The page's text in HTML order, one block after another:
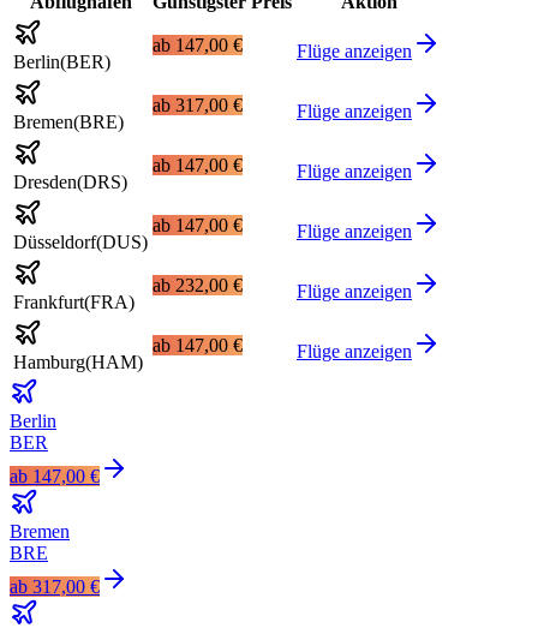
Berlin(BER)
ab 147,00 € Flüge anzeigen
Bremen(BRE)
ab 317,00 € Flüge anzeigen
Dresden(DRS)
ab 147,00 € Flüge anzeigen
Düsseldorf(DUS)
ab 147,00 € Flüge anzeigen
Frankfurt(FRA)
ab 232,00 € Flüge anzeigen
Hamburg(HAM)
ab 147,00 € Flüge anzeigen
Berlin
BER
ab 147,00 €
Bremen
BRE
ab 317,00 €